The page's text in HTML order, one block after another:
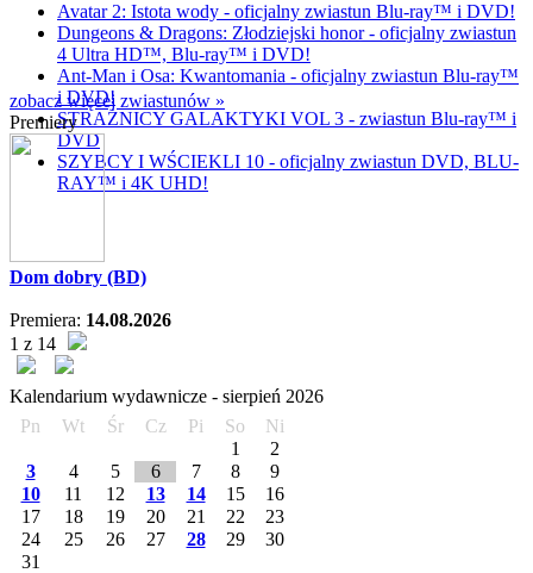
Avatar 2: Istota wody - oficjalny zwiastun Blu-ray™ i DVD!
Dungeons & Dragons: Złodziejski honor - oficjalny zwiastun
4 Ultra HD™, Blu-ray™ i DVD!
Ant-Man i Osa: Kwantomania - oficjalny zwiastun Blu-ray™
i DVD!
STRAŻNICY GALAKTYKI VOL 3 - zwiastun Blu-ray™ i
DVD
SZYBCY I WŚCIEKLI 10 - oficjalny zwiastun DVD, BLU-
RAY™ i 4K UHD!
zobacz więcej zwiastunów »
Premiery
Dom dobry (BD)
Premiera: 14.08.2026
1 z 14
Kalendarium wydawnicze - sierpień 2026
Pn
Wt Śr Cz Pi So
Ni
1
2
3
4 5 6 7 8
9
10
11 12 13 14 15
16
17
18 19 20 21 22
23
24
25 26 27 28 29
30
31